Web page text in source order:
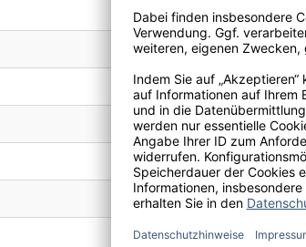
0,75 l
2023
5 Jahre
Italien
17317
Rotwein
Denominazione di